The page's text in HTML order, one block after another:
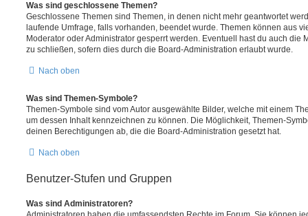
Was sind geschlossene Themen?
Geschlossene Themen sind Themen, in denen nicht mehr geantwortet
laufende Umfrage, falls vorhanden, beendet wurde. Themen können aus
Moderator oder Administrator gesperrt werden. Eventuell hast du auch die
zu schließen, sofern dies durch die Board-Administration erlaubt wurde.
Nach oben
Was sind Themen-Symbole?
Themen-Symbole sind vom Autor ausgewählte Bilder, welche mit einem
um dessen Inhalt kennzeichnen zu können. Die Möglichkeit, Themen-
deinen Berechtigungen ab, die die Board-Administration gesetzt hat.
Nach oben
Benutzer-Stufen und Gruppen
Was sind Administratoren?